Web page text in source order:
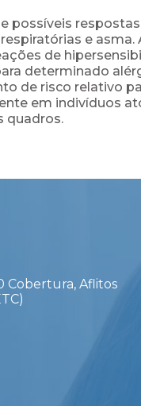
possíveis
e
de
determinado
de risco relativo
em indivíduos
quadros.
Cobertura, Aflitos